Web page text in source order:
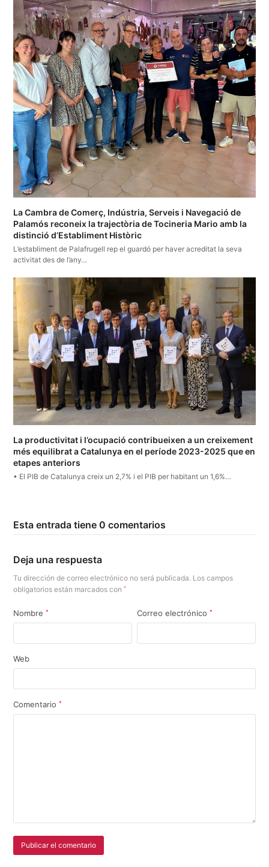
La Cambra de Comerç, Indústria, Serveis i Navegació de
Palamós reconeix la trajectòria de Tocineria Mario amb la
distinció d’Establiment Històric
L’establiment de Palafrugell rep el guardó per haver acreditat la seva
activitat des de l’any…
La productivitat i l’ocupació contribueixen a un creixement
més equilibrat a Catalunya en el període 2023-2025 que en
etapes anteriors
• El PIB de Catalunya creix un 2,7% i el PIB per habitant un 1,6%…
Esta entrada tiene 0 comentarios
Deja una respuesta
Tu dirección de correo electrónico no será publicada. Los campos
obligatorios están marcados con*
Nombre* Correo electrónico*
Web
Comentario*